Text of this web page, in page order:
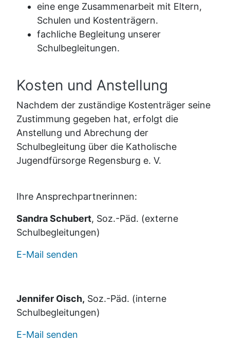
eine enge Zusammenarbeit mit Eltern,
Schulen und Kostenträgern.
fachliche Begleitung unserer
Schulbegleitungen.
Kosten und Anstellung
Nachdem der zuständige Kostenträger seine
Zustimmung gegeben hat, erfolgt die
Anstellung und Abrechung der
Schulbegleitung über die Katholische
Jugendfürsorge Regensburg e. V.
Ihre Ansprechpartnerinnen:
Sandra Schubert, Soz.-Päd. (externe
Schulbegleitungen)
E-Mail senden
Jennifer Oisch, Soz.-Päd. (interne
Schulbegleitungen)
E-Mail senden